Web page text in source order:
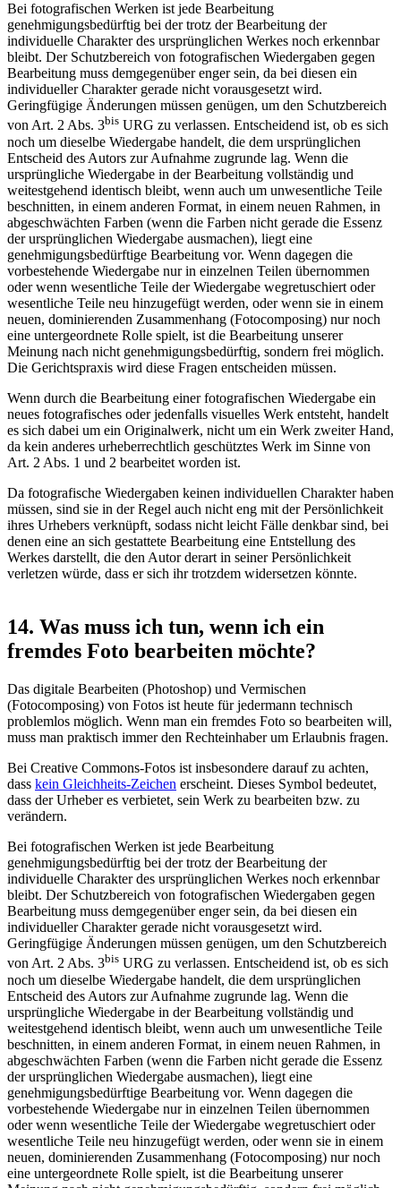
Bei fotografischen Werken ist jede Bearbeitung
genehmigungsbedürftig bei der trotz der Bearbeitung der
individuelle Charakter des ursprünglichen Werkes noch erkennbar
bleibt. Der Schutzbereich von fotografischen Wiedergaben gegen
Bearbeitung muss demgegenüber enger sein, da bei diesen ein
individueller Charakter gerade nicht vorausgesetzt wird.
Geringfügige Änderungen müssen genügen, um den Schutzbereich
von Art. 2 Abs. 3bis URG zu verlassen. Entscheidend ist, ob es sich
noch um dieselbe Wiedergabe handelt, die dem ursprünglichen
Entscheid des Autors zur Aufnahme zugrunde lag. Wenn die
ursprüngliche Wiedergabe in der Bearbeitung vollständig und
weitestgehend identisch bleibt, wenn auch um unwesentliche Teile
beschnitten, in einem anderen Format, in einem neuen Rahmen, in
abgeschwächten Farben (wenn die Farben nicht gerade die Essenz
der ursprünglichen Wiedergabe ausmachen), liegt eine
genehmigungsbedürftige Bearbeitung vor. Wenn dagegen die
vorbestehende Wiedergabe nur in einzelnen Teilen übernommen
oder wenn wesentliche Teile der Wiedergabe wegretuschiert oder
wesentliche Teile neu hinzugefügt werden, oder wenn sie in einem
neuen, dominierenden Zusammenhang (Fotocomposing) nur noch
eine untergeordnete Rolle spielt, ist die Bearbeitung unserer
Meinung nach nicht genehmigungsbedürftig, sondern frei möglich.
Die Gerichtspraxis wird diese Fragen entscheiden müssen.
Wenn durch die Bearbeitung einer fotografischen Wiedergabe ein
neues fotografisches oder jedenfalls visuelles Werk entsteht, handelt
es sich dabei um ein Originalwerk, nicht um ein Werk zweiter Hand,
da kein anderes urheberrechtlich geschütztes Werk im Sinne von
Art. 2 Abs. 1 und 2 bearbeitet worden ist.
Da fotografische Wiedergaben keinen individuellen Charakter haben
müssen, sind sie in der Regel auch nicht eng mit der Persönlichkeit
ihres Urhebers verknüpft, sodass nicht leicht Fälle denkbar sind, bei
denen eine an sich gestattete Bearbeitung eine Entstellung des
Werkes darstellt, die den Autor derart in seiner Persönlichkeit
verletzen würde, dass er sich ihr trotzdem widersetzen könnte.
14. Was muss ich tun, wenn ich ein
fremdes Foto bearbeiten möchte?
Das digitale Bearbeiten (Photoshop) und Vermischen
(Fotocomposing) von Fotos ist heute für jedermann technisch
problemlos möglich. Wenn man ein fremdes Foto so bearbeiten will,
muss man praktisch immer den Rechteinhaber um Erlaubnis fragen.
Bei Creative Commons-Fotos ist insbesondere darauf zu achten,
dass kein Gleichheits-Zeichen erscheint. Dieses Symbol bedeutet,
dass der Urheber es verbietet, sein Werk zu bearbeiten bzw. zu
verändern.
Bei fotografischen Werken ist jede Bearbeitung
genehmigungsbedürftig bei der trotz der Bearbeitung der
individuelle Charakter des ursprünglichen Werkes noch erkennbar
bleibt. Der Schutzbereich von fotografischen Wiedergaben gegen
Bearbeitung muss demgegenüber enger sein, da bei diesen ein
individueller Charakter gerade nicht vorausgesetzt wird.
Geringfügige Änderungen müssen genügen, um den Schutzbereich
von Art. 2 Abs. 3bis URG zu verlassen. Entscheidend ist, ob es sich
noch um dieselbe Wiedergabe handelt, die dem ursprünglichen
Entscheid des Autors zur Aufnahme zugrunde lag. Wenn die
ursprüngliche Wiedergabe in der Bearbeitung vollständig und
weitestgehend identisch bleibt, wenn auch um unwesentliche Teile
beschnitten, in einem anderen Format, in einem neuen Rahmen, in
abgeschwächten Farben (wenn die Farben nicht gerade die Essenz
der ursprünglichen Wiedergabe ausmachen), liegt eine
genehmigungsbedürftige Bearbeitung vor. Wenn dagegen die
vorbestehende Wiedergabe nur in einzelnen Teilen übernommen
oder wenn wesentliche Teile der Wiedergabe wegretuschiert oder
wesentliche Teile neu hinzugefügt werden, oder wenn sie in einem
neuen, dominierenden Zusammenhang (Fotocomposing) nur noch
eine untergeordnete Rolle spielt, ist die Bearbeitung unserer